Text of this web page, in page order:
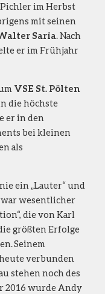
im Herbst
mit seinen
Saria. Nach
er im Frühjahr
VSE St. Pölten
die höchste
er in den
bei kleinen
als
ein „Lauter“ und
wesentlicher
die von Karl
größten Erfolge
Seinem
verbunden
stehen noch des
2016 wurde Andy